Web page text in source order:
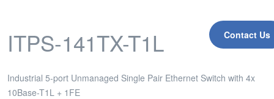
Contact Us
ITPS-141TX-T1L
Industrial 5-port Unmanaged Single Pair Ethernet Switch with 4x
10Base-T1L + 1FE